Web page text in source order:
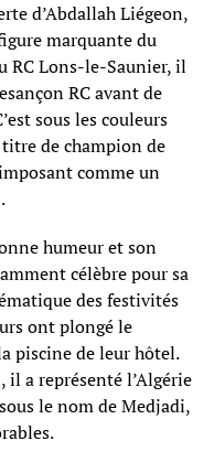
d’Abdallah Liégeon,
marquante du
RC Lons-le-Saunier, il
RC avant de
sous les couleurs
de champion de
comme un
humeur et son
célèbre pour sa
des festivités
ont plongé le
piscine de leur hôtel.
a représenté l’Algérie
le nom de Medjadi,